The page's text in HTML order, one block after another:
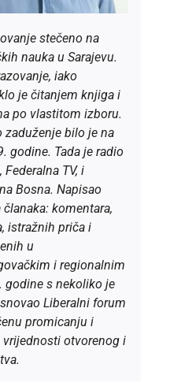
stečeno na
nauka u Sarajevu.
iako
je čitanjem knjiga i
po vlastitom izboru.
zaduženje bilo je na
godine. Tada je radio
TV, i
Bosna. Napisao
komentara,
istražnih priča i
u
i regionalnim
godine s nekoliko je
Liberalni forum
promicanju i
otvorenog i